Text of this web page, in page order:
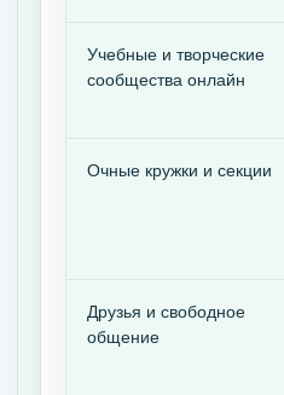
Учебные и творческие
сообщества онлайн
Очные кружки и секции
Друзья и свободное
общение